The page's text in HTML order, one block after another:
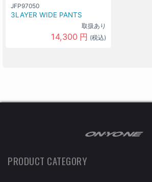
JFP97050
3LAYER WIDE PANTS
取扱あり
14,300 円 (税込)
PRODUCT CATEGORY